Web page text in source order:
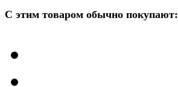
С этим товаром обычно покупают: